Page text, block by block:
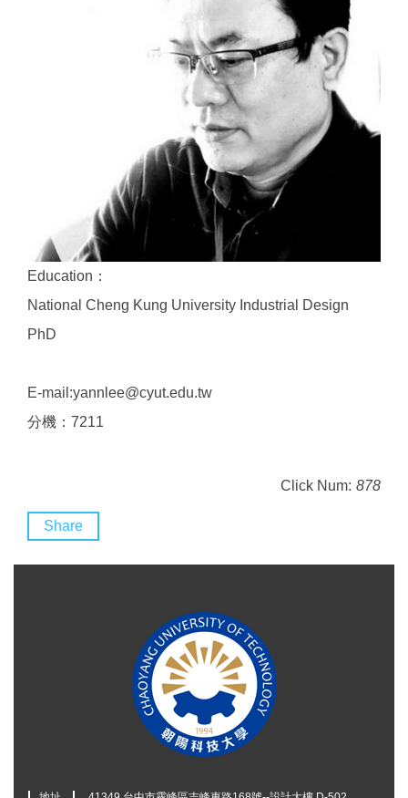
Education：
National Cheng Kung University Industrial Design
PhD
E-mail:yannlee@cyut.edu.tw
分機：7211
Click Num: 878
Share